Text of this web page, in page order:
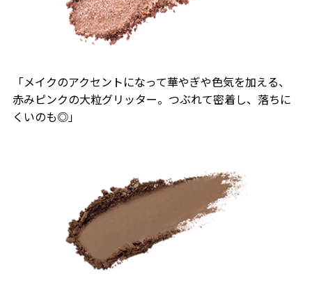
「メイクのアクセントになって華やぎや色気を加える、
赤みピンクの大粒グリッター。つぶれて密着し、落ちに
くいのも◎」